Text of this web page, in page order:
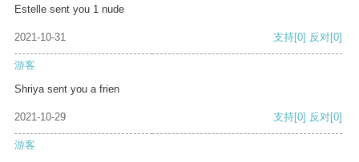
Estelle sent you 1 nude
2021-10-31 支持[0] 反对[0]
游客
Shriya sent you a frien
2021-10-29 支持[0] 反对[0]
游客